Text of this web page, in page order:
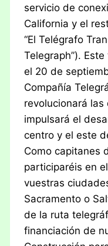
servicio de
California y el
“El Telégrafo
Telegraph”).
el 20 de
Compañía
revolucionará las
impulsará el
centro y el este
Como capitanes
participaréis en
vuestras
Sacramento o
de la ruta
financiación de